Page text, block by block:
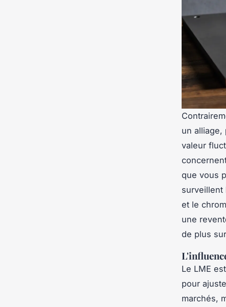
un alliage,
valeur
que vous
surveillent
et le
une
de plus
Le LME
pour
marchés,